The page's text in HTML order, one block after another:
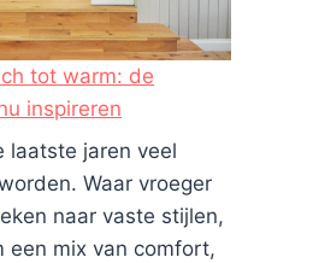
tot warm: de
inspireren
laatste jaren veel
Waar vroeger
naar vaste stijlen,
een mix van comfort,